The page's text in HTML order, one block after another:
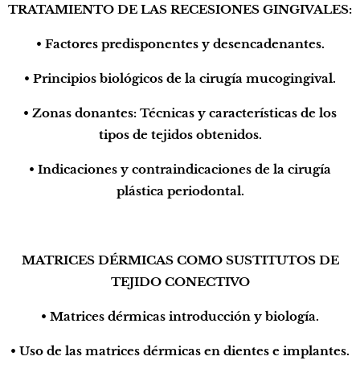
TRATAMIENTO DE LAS RECESIONES GINGIVALES:
• Factores predisponentes y desencadenantes.
• Principios biológicos de la cirugía mucogingival.
• Zonas donantes: Técnicas y características de los
tipos de tejidos obtenidos.
• Indicaciones y contraindicaciones de la cirugía
plástica periodontal.
MATRICES DÉRMICAS COMO SUSTITUTOS DE
TEJIDO CONECTIVO
• Matrices dérmicas introducción y biología.
• Uso de las matrices dérmicas en dientes e implantes.